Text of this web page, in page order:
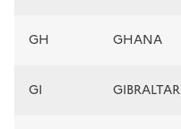
GH GHANA
GI GIBRALTAR